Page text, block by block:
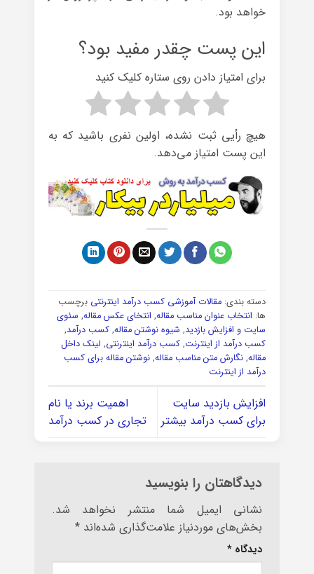
خواهد بود.
این پست چقدر مفید بود؟
برای امتیاز دادن روی ستاره کلیک کنید
هیچ رأیی ثبت نشده، اولین نفری باشید که به
این پست امتیاز می‌دهد.
دسته بندی: مقالات آموزشی کسب درآمد اینترنتی برچسب
ها: انتخاب عنوان مناسب مقاله, انتخای عکس مقاله, سئوی
سایت و افزایش بازدید, شیوه نوشتن مقاله, کسب درآمد,
کسب درآمد از اینترنت, کسب درآمد اینترنتی, لینک داخل
مقاله, نگارش متن مناسب مقاله, نوشتن مقاله برای کسب
درآمد از اینترنت
افزایش بازدید سایت
برای کسب درآمد بیشتر
اهمیت برند یا نام
تجاری در کسب درآمد
دیدگاهتان را بنویسید
نشانی ایمیل شما منتشر نخواهد شد.
بخش‌های موردنیاز علامت‌گذاری شده‌اند *
دیدگاه *